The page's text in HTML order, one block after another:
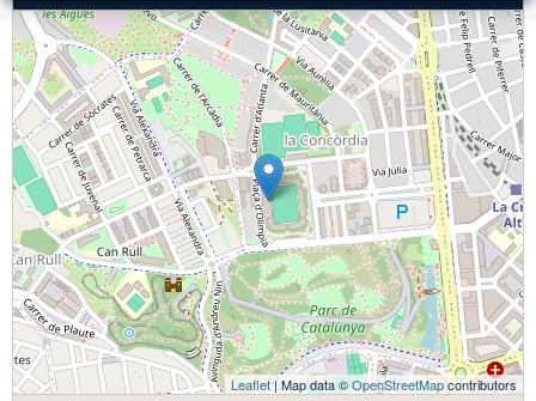
Leaflet| Map data ©OpenStreetMapcontributors